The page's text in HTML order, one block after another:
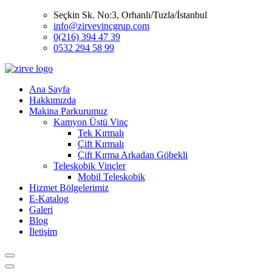
Seçkin Sk. No:3, Orhanlı/Tuzla/İstanbul
info@zirvevincgrup.com
0(216) 394 47 39
0532 294 58 99
Ana Sayfa
Hakkımızda
Makina Parkurumuz
Kamyon Üstü Vinç
Tek Kırmalı
Çift Kırmalı
Çift Kırma Arkadan Göbekli
Teleskobik Vinçler
Mobil Teleskobik
Hizmet Bölgelerimiz
E-Katalog
Galeri
Blog
İletişim